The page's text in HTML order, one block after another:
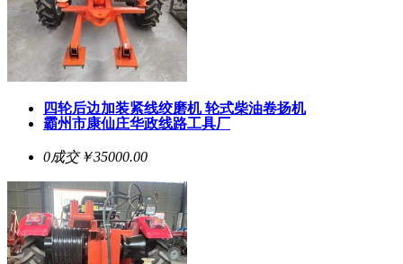
四轮后边加装紧线绞磨机 轮式柴油卷扬机
霸州市康仙庄华政线路工具厂
0成交￥35000.00